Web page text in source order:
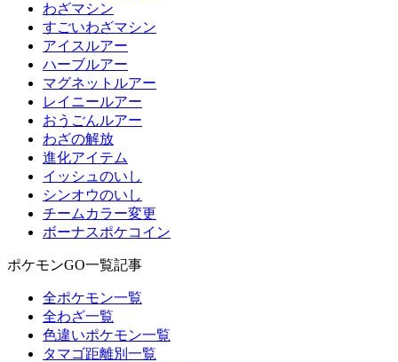
わざマシン
すごいわざマシン
アイスルアー
ハーブルアー
マグネットルアー
レイニールアー
おうごんルアー
わざの解放
進化アイテム
イッシュのいし
シンオウのいし
チームカラー変更
ボーナスポケコイン
ポケモンGO一覧記事
全ポケモン一覧
全わざ一覧
色違いポケモン一覧
タマゴ距離別一覧